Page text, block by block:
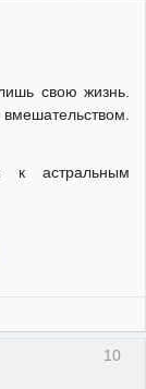
свою жизнь.
астральным
10